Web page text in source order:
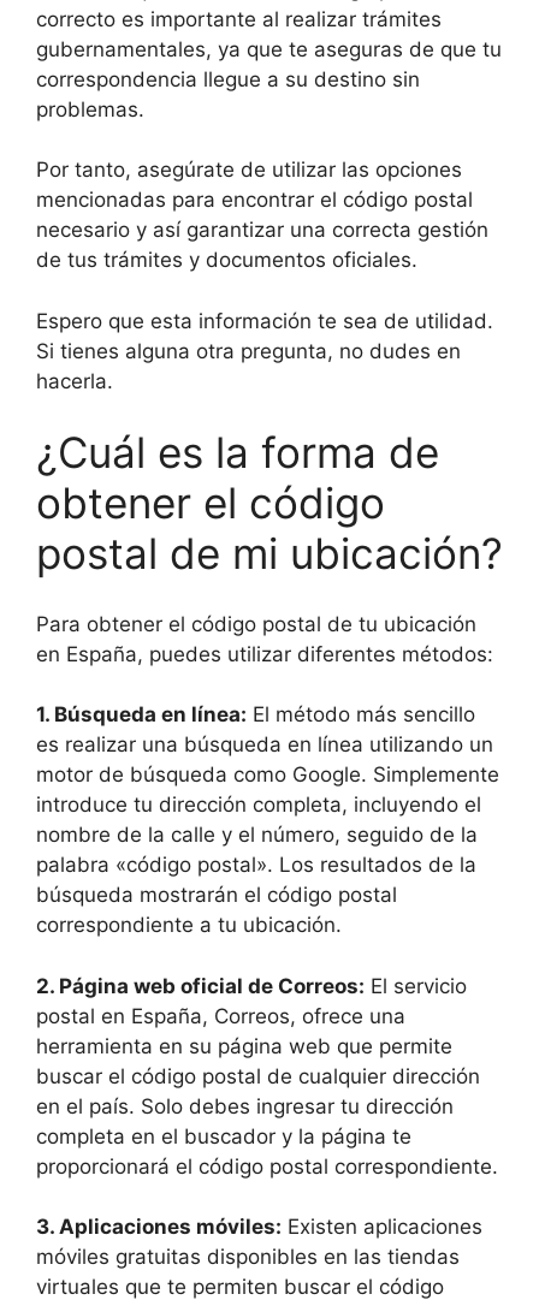
correcto es importante al realizar trámites
gubernamentales, ya que te aseguras de que tu
correspondencia llegue a su destino sin
problemas.
Por tanto, asegúrate de utilizar las opciones
mencionadas para encontrar el código postal
necesario y así garantizar una correcta gestión
de tus trámites y documentos oficiales.
Espero que esta información te sea de utilidad.
Si tienes alguna otra pregunta, no dudes en
hacerla.
¿Cuál es la forma de
obtener el código
postal de mi ubicación?
Para obtener el código postal de tu ubicación
en España, puedes utilizar diferentes métodos:
1. Búsqueda en línea: El método más sencillo
es realizar una búsqueda en línea utilizando un
motor de búsqueda como Google. Simplemente
introduce tu dirección completa, incluyendo el
nombre de la calle y el número, seguido de la
palabra «código postal». Los resultados de la
búsqueda mostrarán el código postal
correspondiente a tu ubicación.
2. Página web oficial de Correos: El servicio
postal en España, Correos, ofrece una
herramienta en su página web que permite
buscar el código postal de cualquier dirección
en el país. Solo debes ingresar tu dirección
completa en el buscador y la página te
proporcionará el código postal correspondiente.
3. Aplicaciones móviles: Existen aplicaciones
móviles gratuitas disponibles en las tiendas
virtuales que te permiten buscar el código